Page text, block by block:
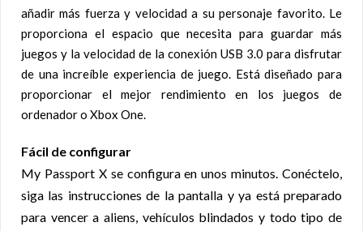
añadir más fuerza y velocidad a su personaje favorito. Le
proporciona el espacio que necesita para guardar más
juegos y la velocidad de la conexión USB 3.0 para disfrutar
de una increíble experiencia de juego. Está diseñado para
proporcionar el mejor rendimiento en los juegos de
ordenador o Xbox One.
Fácil de configurar
My Passport X se configura en unos minutos. Conéctelo,
siga las instrucciones de la pantalla y ya está preparado
para vencer a aliens, vehículos blindados y todo tipo de